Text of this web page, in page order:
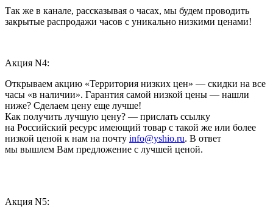
Так же в канале, рассказывая о часах, мы будем проводить
закрытые распродажи часов с уникально низкими ценами!
Акция N4:
Открываем акцию «Территория низких цен» — скидки на все
часы «в наличии». Гарантия самой низкой цены — нашли
ниже? Сделаем цену еще лучше!
Как получить лучшую цену? — прислать ссылку
на Российский ресурс имеющий товар с такой же или более
низкой ценой к нам на почту info@yshio.ru. В ответ
мы вышлем Вам предложение с лучшей ценой.
Акция N5: